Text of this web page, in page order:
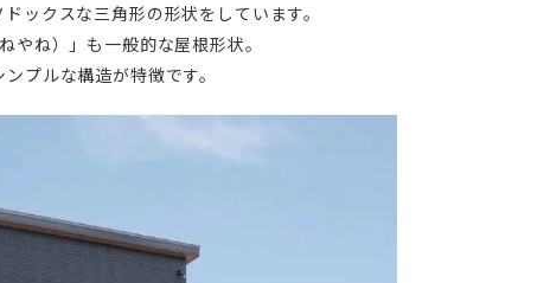
ックスな三角形の形状をしています。
ね）」も一般的な屋根形状。
プルな構造が特徴です。